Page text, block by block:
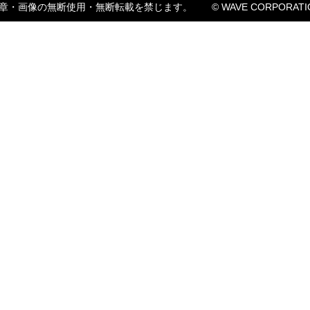
・画像の無断使用・無断転載を禁じます。 © WAVE